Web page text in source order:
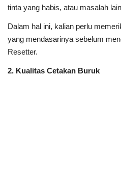
tinta yang habis, atau masalah
Dalam hal ini, kalian perlu
yang mendasarinya sebelum
Resetter.
2. Kualitas Cetakan Buruk